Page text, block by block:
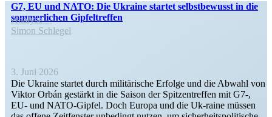
G7, EU und NATO: Die Ukraine startet selbst­be­wusst in die
sommer­lichen Gipfeltreffen
Analyse
Simon Schlegel
3. Juni 2026
Die Ukraine startet durch militä­rische Erfolge und die Abwahl von
Viktor Orbán gestärkt in die Saison der Spitzen­treffen mit G7‑,
EU- und NATO-Gipfel. Doch Europa und die Uk-raine müssen